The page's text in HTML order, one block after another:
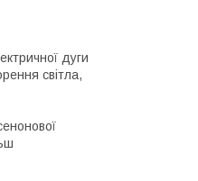
дуги
світла,